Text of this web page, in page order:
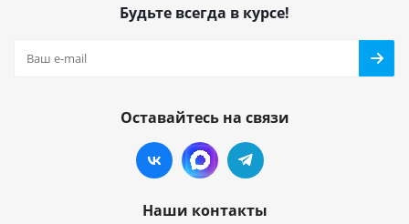
Будьте всегда в курсе!
Оставайтесь на связи
Наши контакты